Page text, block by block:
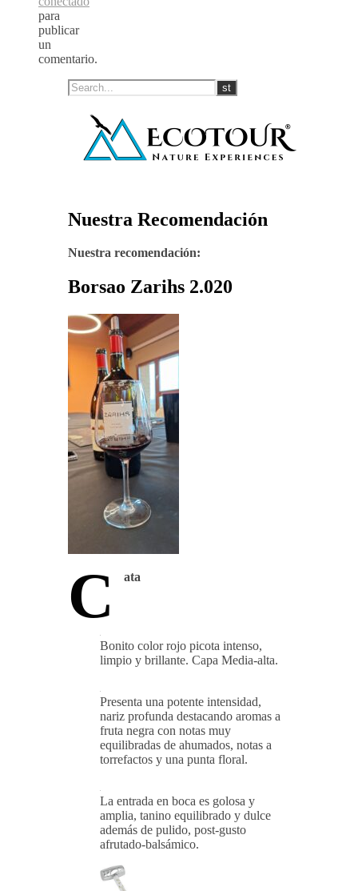
para
publicar
un
comentario.
Nuestra Recomendación
Nuestra recomendación:
Borsao Zarihs 2.020
C ata
Bonito color rojo picota intenso,
limpio y brillante. Capa Media-alta.
Presenta una potente intensidad,
nariz profunda destacando aromas a
fruta negra con notas muy
equilibradas de ahumados, notas a
torrefactos y una punta floral.
La entrada en boca es golosa y
amplia, tanino equilibrado y dulce
además de pulido, post-gusto
afrutado-balsámico.